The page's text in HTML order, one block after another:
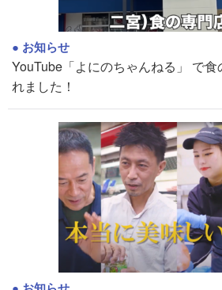
お知らせ
YouTube「よにのちゃんねる」 で食
れました！